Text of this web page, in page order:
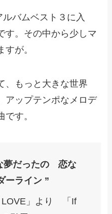
バムベスト３に入
す。その中から少しマ
が。
、もっと大きな世界
アップテンポなメロデ
す。
夢だったの 恋な
ーライン ”
LOVE」より 「If